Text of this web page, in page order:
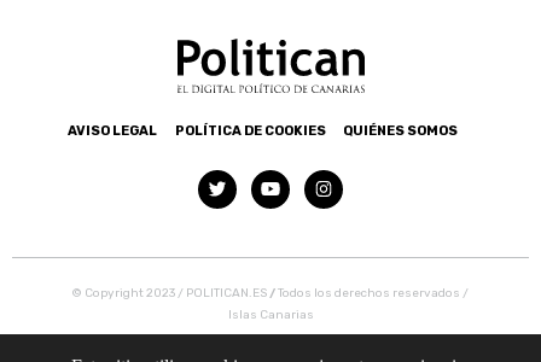
AVISO LEGAL POLÍTICA DE COOKIES QUIÉNES SOMOS
© Copyright 2023 / POLITICAN.ES /Todos los derechos reservados /
Islas Canarias